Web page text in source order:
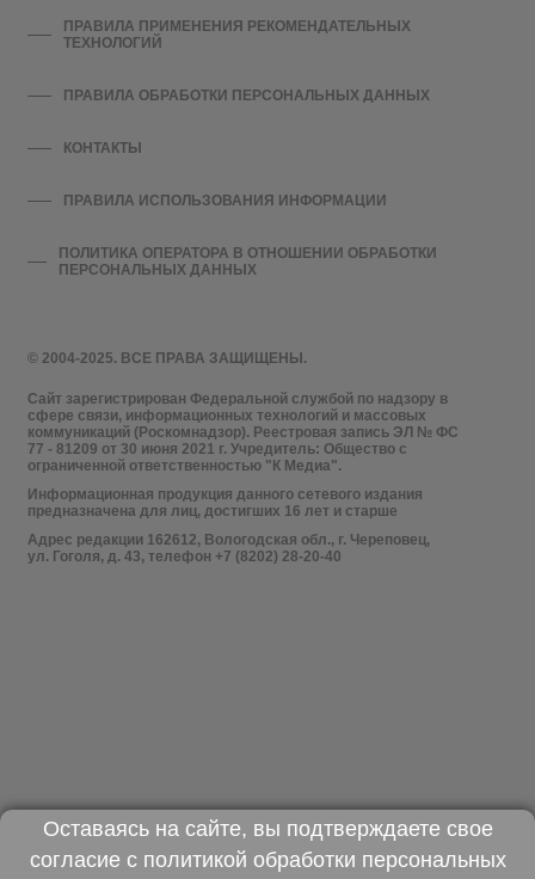
© 2004-2025. ВСЕ ПРАВА ЗАЩИЩЕНЫ.
Сайт зарегистрирован Федеральной службой по надзору в
сфере связи, информационных технологий и массовых
коммуникаций (Роскомнадзор). Реестровая запись ЭЛ № ФС
77 - 81209 от 30 июня 2021 г. Учредитель: Общество с
ограниченной ответственностью "К Медиа".
Информационная продукция данного сетевого издания
предназначена для лиц, достигших 16 лет и старше
Адрес редакции 162612, Вологодская обл., г. Череповец,
ул. Гоголя, д. 43, телефон +7 (8202) 28-20-40
ПРАВИЛА ПРИМЕНЕНИЯ РЕКОМЕНДАТЕЛЬНЫХ
ТЕХНОЛОГИЙ
ПРАВИЛА ОБРАБОТКИ ПЕРСОНАЛЬНЫХ ДАННЫХ
КОНТАКТЫ
ПРАВИЛА ИСПОЛЬЗОВАНИЯ ИНФОРМАЦИИ
ПОЛИТИКА ОПЕРАТОРА В ОТНОШЕНИИ ОБРАБОТКИ
ПЕРСОНАЛЬНЫХ ДАННЫХ
Оставаясь на сайте, вы подтверждаете свое
согласие с политикой обработки персональных